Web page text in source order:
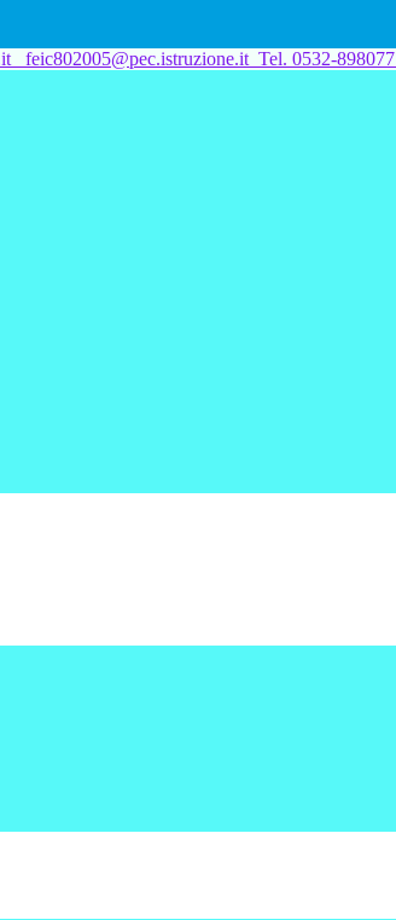
feic802005@pec.istruzione.it Tel. 0532-898077